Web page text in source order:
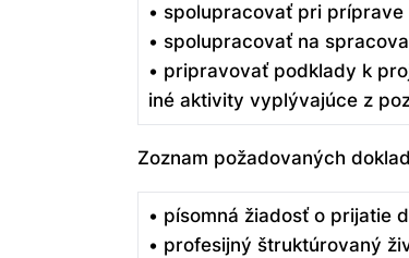
• spolupracovať pri
• spolupracovať na
• pripravovať podklady k
iné aktivity vyplývajúce z
Zoznam požadovaných
• písomná žiadosť o prijatie
• profesijný štruktúrovaný